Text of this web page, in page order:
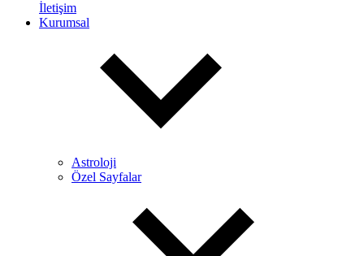
İletişim
Kurumsal
Astroloji
Özel Sayfalar